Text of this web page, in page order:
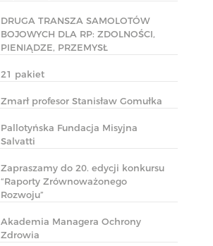
DRUGA TRANSZA SAMOLOTÓW
BOJOWYCH DLA RP: ZDOLNOŚCI,
PIENIĄDZE, PRZEMYSŁ
21 pakiet
Zmarł profesor Stanisław Gomułka
Pallotyńska Fundacja Misyjna
Salvatti
Zapraszamy do 20. edycji konkursu
“Raporty Zrównoważonego
Rozwoju”
Akademia Managera Ochrony
Zdrowia